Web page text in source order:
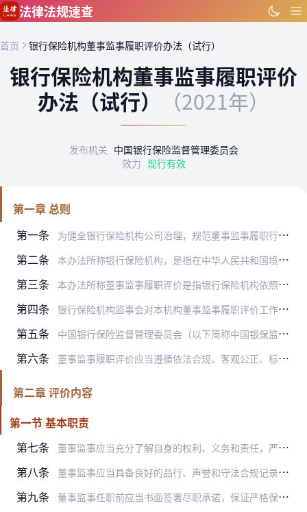
跳到主要内容
法律法规速查
首页 银行保险机构董事监事履职评价办法（试行）
银行保险机构董事监事履职评价
办法（试行）
（2021年）
发布机关 中国银行保险监督管理委员会
效力 现行有效
第一章 总则
第一条
为健全银行保险机构公司治理，规范董事监事履职行为，促进银行业保险业稳健可持续发展，根据《中华人民共和国公司法》、《中华人民共和国商业银行法》、《中华人民共和国银…
第二条 本办法所称银行保险机构，是指在中华人民共和国境内依法设立的商业银行、保险公司。
第三条 本办法所称董事监事履职评价是指银行保险机构依照法律法规和监管规定，对本机构董事和监事的履职情况开展评价的行为。
第四条 银行保险机构监事会对本机构董事监事履职评价工作承担最终责任。
第五条 中国银行保险监督管理委员会（以下简称中国银保监会）及其派出机构依法对银行保险机构董事监事履职评价工作进行监督管理，并将董事监事履职评价情况纳入公司治理监管评估。
第六条 董事监事履职评价应当遵循依法合规、客观公正、标准统一、科学有效、问责严格的原则。
第二章 评价内容
第一节 基本职责
第七条
董事监事应当充分了解自身的权利、义务和责任，严格按照法律法规、监管规定及公司章程要求，忠实、勤勉地履行其诚信受托义务及作出的承诺，服务于银行保险机构和全体股东的…
第八条 董事监事应当具备良好的品行、声誉和守法合规记录，遵守高标准的职业道德准则，具备与所任职务匹配的知识、经验、能力和精力，保持履职所需要的独立性、个人及家庭财务的稳…
第九条 董事监事任职前应当书面签署尽职承诺，保证严格保守银行保险机构秘密，有足够的时间和精力履行职责。董事监事应当恪守承诺。